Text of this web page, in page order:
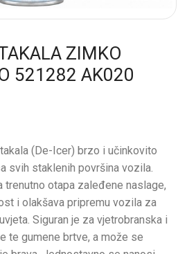
ZIMKO
521282 AK020
(De-Icer) brzo i učinkovito
svih staklenih površina vozila.
trenutno otapa zaleđene naslage,
i olakšava pripremu vozila za
Siguran je za vjetrobranska i
te gumene brtve, a može se